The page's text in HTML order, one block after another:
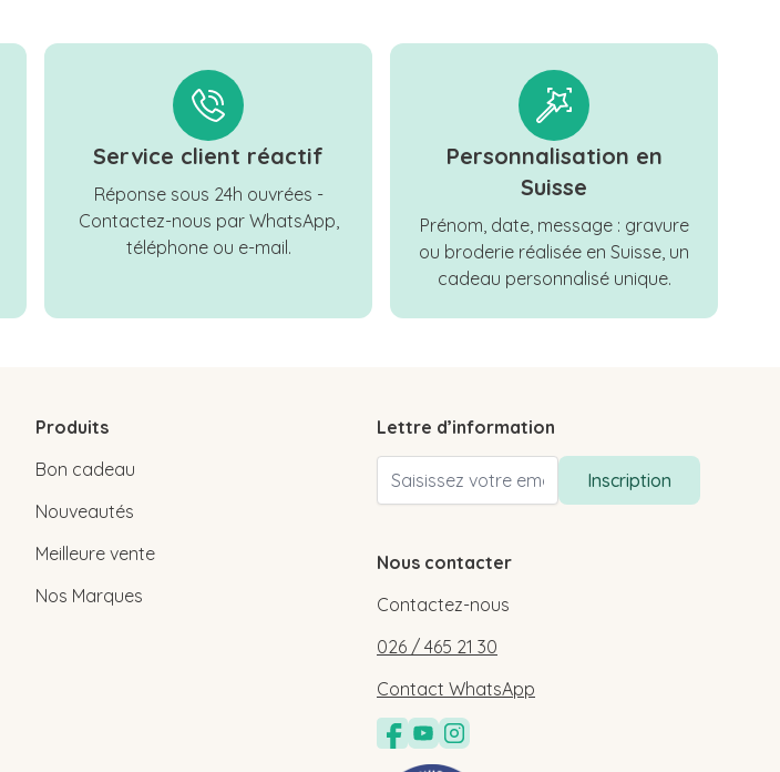
Service client réactif
Réponse sous 24h ouvrées -
Contactez-nous par WhatsApp,
téléphone ou e-mail.
Personnalisation en
Suisse
Prénom, date, message : gravure
ou broderie réalisée en Suisse, un
cadeau personnalisé unique.
Produits
Bon cadeau
Nouveautés
Meilleure vente
Nos Marques
Lettre d’information
Adresse email
Inscription
Nous contacter
Contactez-nous
026 / 465 21 30
Contact WhatsApp